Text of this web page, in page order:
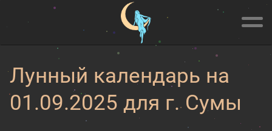
Лунный календарь на
01.09.2025 для г. Сумы